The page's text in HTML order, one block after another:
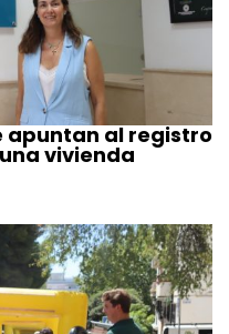
apuntan al registro
vivienda